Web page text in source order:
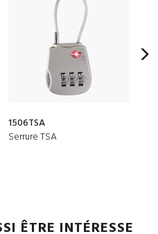
1506TSA
Serrure TSA
ÊTRE INTÉRESSE